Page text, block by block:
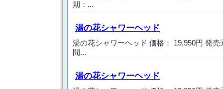
期：...
湯の花シャワーヘッド
湯の花シャワーヘッド 価格： 19,950円 発
間...
湯の花シャワーヘッド